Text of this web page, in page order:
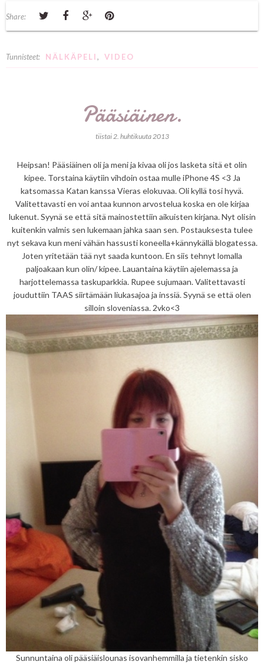
Share:
Tunnisteet: NÄLKÄPELI, VIDEO
Pääsiäinen.
tiistai 2. huhtikuuta 2013
Heipsan! Pääsiäinen oli ja meni ja kivaa oli jos lasketa sitä et olin
kipee. Torstaina käytiin vihdoin ostaa mulle iPhone 4S <3 Ja
katsomassa Katan kanssa Vieras elokuvaa. Oli kyllä tosi hyvä.
Valitettavasti en voi antaa kunnon arvostelua koska en ole kirjaa
lukenut. Syynä se että sitä mainostettiin aikuisten kirjana. Nyt olisin
kuitenkin valmis sen lukemaan jahka saan sen. Postauksesta tulee
nyt sekava kun meni vähän hassusti koneella+kännykällä blogatessa.
Joten yritetään tää nyt saada kuntoon. En siis tehnyt lomalla
paljoakaan kun olin/ kipee. Lauantaina käytiin ajelemassa ja
harjottelemassa taskuparkkia. Rupee sujumaan. Valitettavasti
jouduttiin TAAS siirtämään liukasajoa ja inssiä. Syynä se että olen
silloin sloveniassa. 2vko<3
Sunnuntaina oli pääsiäislounas isovanhemmilla ja tietenkin sisko